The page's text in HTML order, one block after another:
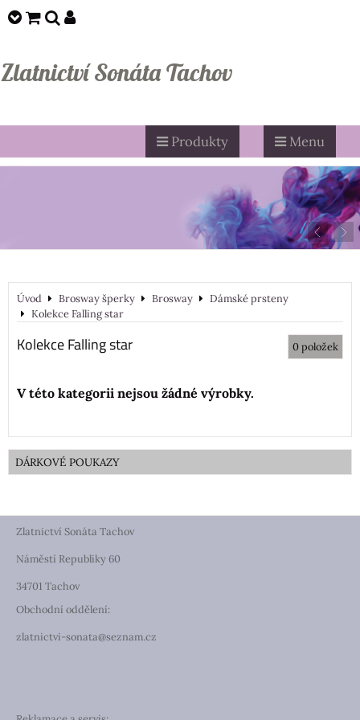
Zlatnictví Sonáta Tachov
Produkty Menu
Úvod Brosway šperky Brosway
Dámské prsteny
Kolekce Falling star
Kolekce Falling star 0položek
DÁRKOVÉ POUKAZY
Zlatnictví Sonáta Tachov
Náměstí Republiky 60
34701 Tachov
Obchodní oddělení:
zlatnictvi-sonata@seznam.cz